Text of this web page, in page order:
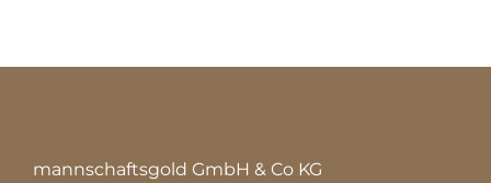
mannschaftsgold GmbH & Co KG